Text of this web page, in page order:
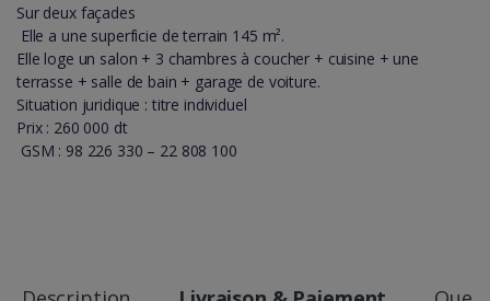
Sur deux façades
Elle a une superficie de terrain 145 m².
Elle loge un salon + 3 chambres à coucher + cuisine + une
terrasse + salle de bain + garage de voiture.
Situation juridique : titre individuel
Prix : 260 000 dt
GSM : 98 226 330 – 22 808 100